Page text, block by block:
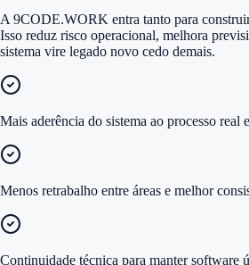
A 9CODE.WORK entra tanto para
Isso reduz risco operacional, melhora
sistema vire legado novo cedo demais.
Mais aderência do sistema ao processo real
Menos retrabalho entre áreas e melhor
Continuidade técnica para manter software